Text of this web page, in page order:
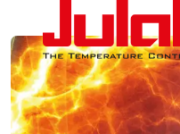
Salta al contenuto principale